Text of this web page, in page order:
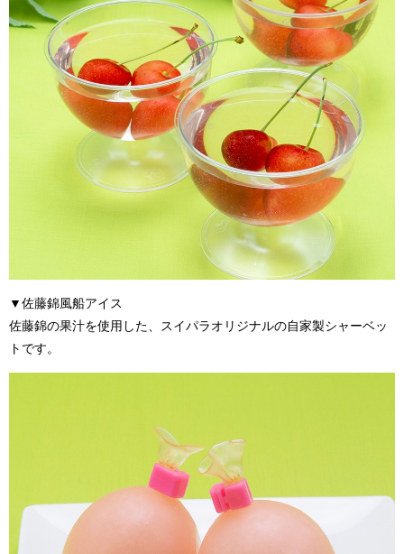
▼佐藤錦風船アイス
佐藤錦の果汁を使用した、スイパラオリジナルの自家製シャーベッ
トです。